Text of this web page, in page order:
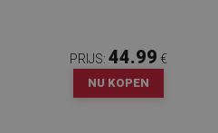
PRIJS: 44.99 €
NU KOPEN